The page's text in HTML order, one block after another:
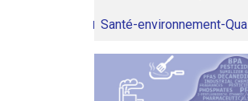
Santé-environnement-